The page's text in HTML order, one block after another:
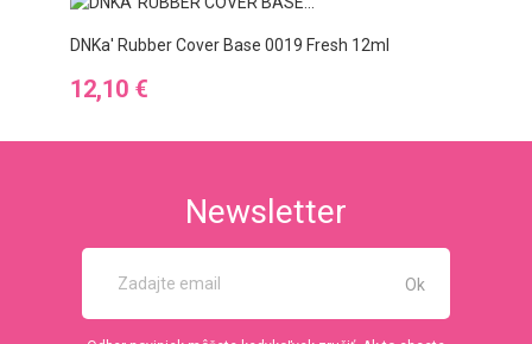
DNKa' Rubber Cover Base 0019 Fresh 12ml
Cena
12,10 €
Newsletter